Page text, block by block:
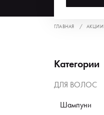
ГЛАВНАЯ АКЦИИ
Категории
ДЛЯ ВОЛОС
Шампуни